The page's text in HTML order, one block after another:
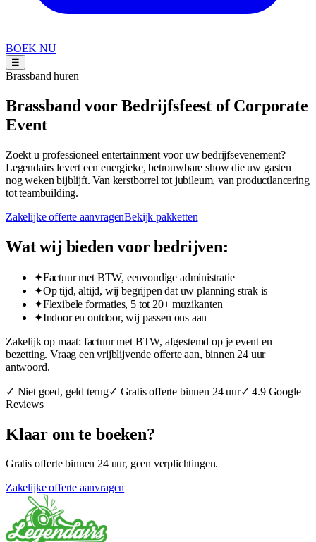
BOEK NU
☰
Brassband huren
Brassband voor Bedrijfsfeest of Corporate
Event
Zoekt u professioneel entertainment voor uw bedrijfsevenement?
Legendairs levert een energieke, betrouwbare show die uw gasten
nog weken bijblijft. Van kerstborrel tot jubileum, van productlancering
tot teambuilding.
Zakelijke offerte aanvragenBekijk pakketten
Wat wij bieden voor bedrijven:
✦Factuur met BTW, eenvoudige administratie
✦Op tijd, altijd, wij begrijpen dat uw planning strak is
✦Flexibele formaties, 5 tot 20+ muzikanten
✦Indoor en outdoor, wij passen ons aan
Zakelijk op maat: factuur met BTW, afgestemd op je event en
bezetting. Vraag een vrijblijvende offerte aan, binnen 24 uur
antwoord.
✓ Niet goed, geld terug✓ Gratis offerte binnen 24 uur✓ 4.9 Google
Reviews
Klaar om te boeken?
Gratis offerte binnen 24 uur, geen verplichtingen.
Zakelijke offerte aanvragen